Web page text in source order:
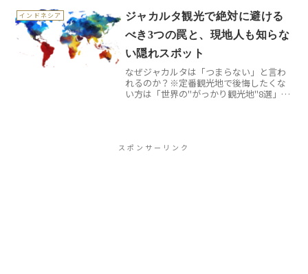
最も孤立した都市」として知られていま
す。しかし、この地理的...
インドネシア
ジャカルタ観光で絶対に避ける
べき3つの罠と、現地人も知らな
い隠れスポット
なぜジャカルタは「つまらない」と言わ
れるのか？※定番観光地で後悔したくな
い方は「世界の"がっかり観光地"8選」も
スポンサーリンク